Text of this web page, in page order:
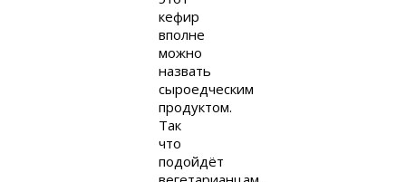
кефир
вполне
можно
назвать
сыроедческим
продуктом.
Так
что
подойдёт